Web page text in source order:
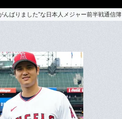
ばりました”な日本人メジャー前半戦通信簿